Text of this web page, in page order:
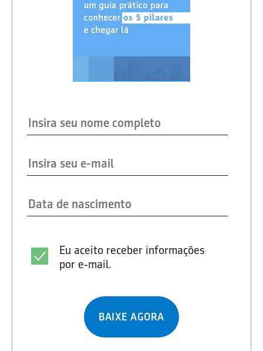
Eu aceito receber informações
por e-mail.
BAIXE AGORA